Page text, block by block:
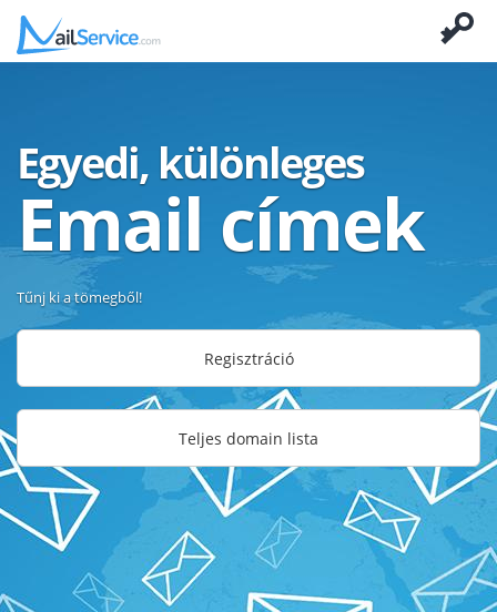
Egyedi, különleges
Email címek
Tűnj ki a tömegből!
Regisztráció
Teljes domain lista